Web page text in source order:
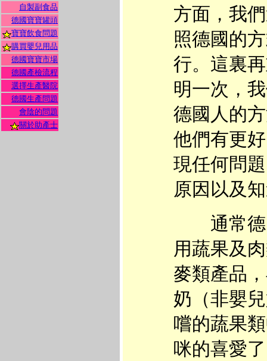
自製副食品
德國寶寶罐頭
寶寶飲食問題
購買嬰兒用品
德國寶寶市場
德國產檢流程
選擇生產醫院
德國生產問題
會陰的問題
關於助產士
方面，我
照德國的
行。這裏
明一次，
德國人的
他們有更
現任何問
原因以及
通常德
用蔬果及
麥類產品
奶（非嬰
嚐的蔬果
咪的喜愛